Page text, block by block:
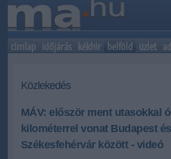
címlap időjárás kékhír belföld üzlet
Közlekedés
MÁV: először ment utasokkal
kilométerrel vonat Budapest és
Székesfehérvár között - videó